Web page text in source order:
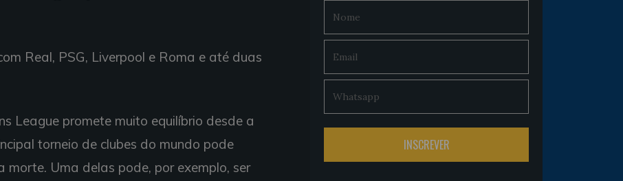
Real, PSG, Liverpool e Roma e até duas
League promete muito equilíbrio desde a
torneio de clubes do mundo pode
Uma delas pode, por exemplo, ser